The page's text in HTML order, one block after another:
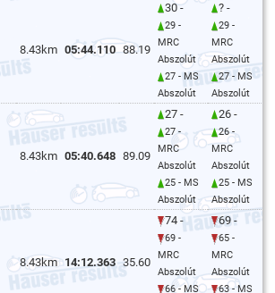
8.43km 05:44.110 88.19
30 -
29 -
MRC
Abszolút
27 - MS
Abszolút
? -
29 -
MRC
Abszolút
27 - MS
Abszolút
8.43km 05:40.648 89.09
27 -
27 -
MRC
Abszolút
25 - MS
Abszolút
26 -
26 -
MRC
Abszolút
25 - MS
Abszolút
8.43km 14:12.363 35.60
74 -
69 -
MRC
Abszolút
66 - MS
69 -
65 -
MRC
Abszolút
63 - MS